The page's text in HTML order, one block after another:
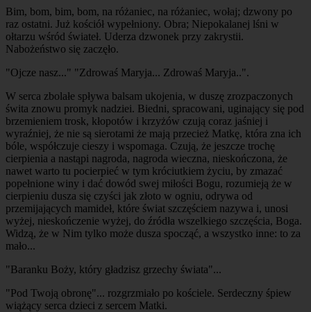
Bim, bom, bim, bom, na różaniec, na różaniec, wołaj; dzwony po
raz ostatni. Już kościół wypełniony. Obra; Niepokalanej lśni w
ołtarzu wśród świateł. Uderza dzwonek przy zakrystii.
Nabożeństwo się zaczęło.
"Ojcze nasz..." "Zdrowaś Maryja... Zdrowaś Maryja..".
W serca zbolałe spływa balsam ukojenia, w duszę zrozpaczonych
świta znowu promyk nadziei. Biedni, spracowani, uginający się pod
brzemieniem trosk, kłopotów i krzyżów czują coraz jaśniej i
wyraźniej, że nie są sierotami że mają przecież Matkę, która zna ich
bóle, współczuje cieszy i wspomaga. Czują, że jeszcze trochę
cierpienia a nastąpi nagroda, nagroda wieczna, nieskończona, że
nawet warto tu pocierpieć w tym króciutkiem życiu, by zmazać
popełnione winy i dać dowód swej miłości Bogu, rozumieją że w
cierpieniu dusza się czyści jak złoto w ogniu, odrywa od
przemijających mamideł, które świat szczęściem nazywa i, unosi
wyżej, nieskończenie wyżej, do źródła wszelkiego szczęścia, Boga.
Widzą, że w Nim tylko może dusza spocząć, a wszystko inne: to za
mało...
"Baranku Boży, który gładzisz grzechy świata"...
"Pod Twoją obronę"... rozgrzmiało po kościele. Serdeczny śpiew
wiążący serca dzieci z sercem Matki.